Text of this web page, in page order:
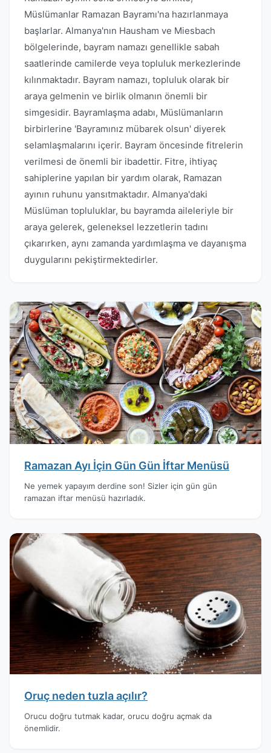
Müslümanlar Ramazan Bayramı'na hazırlanmaya
başlarlar. Almanya'nın Hausham ve Miesbach
bölgelerinde, bayram namazı genellikle sabah
saatlerinde camilerde veya topluluk merkezlerinde
kılınmaktadır. Bayram namazı, topluluk olarak bir
araya gelmenin ve birlik olmanın önemli bir
simgesidir. Bayramlaşma adabı, Müslümanların
birbirlerine 'Bayramınız mübarek olsun' diyerek
selamlaşmalarını içerir. Bayram öncesinde fitrelerin
verilmesi de önemli bir ibadettir. Fitre, ihtiyaç
sahiplerine yapılan bir yardım olarak, Ramazan
ayının ruhunu yansıtmaktadır. Almanya'daki
Müslüman topluluklar, bu bayramda aileleriyle bir
araya gelerek, geleneksel lezzetlerin tadını
çıkarırken, aynı zamanda yardımlaşma ve dayanışma
duygularını pekiştirmektedirler.
Ramazan Ayı İçin Gün Gün İftar Menüsü
Ne yemek yapayım derdine son! Sizler için gün gün
ramazan iftar menüsü hazırladık.
Oruç neden tuzla açılır?
Orucu doğru tutmak kadar, orucu doğru açmak da
önemlidir.